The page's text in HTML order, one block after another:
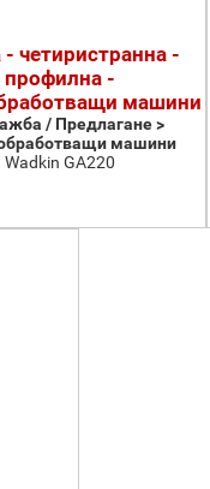
четиристранна -
профилна -
машини
/ Предлагане >
машини
Wadkin GA220